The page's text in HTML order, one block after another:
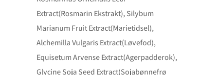
Extract(Rosmarin Ekstrakt), Silybum
Marianum Fruit Extract(Marietidsel),
Alchemilla Vulgaris Extract(Løvefod),
Equisetum Arvense Extract(Agerpadderok),
Glycine Soja Seed Extract(Sojabønnefrø